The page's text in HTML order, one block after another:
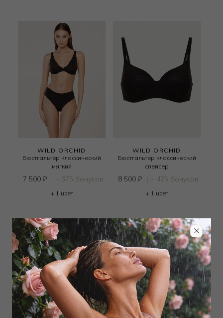
WILD ORCHID
Бюстгальтер классический
мягкий
7 500 ₽ | + 375 бонусов
+ 1 цвет
WILD ORCHID
Бюстгальтер классический
спейсер
8 500 ₽ | + 425 бонусов
+ 1 цвет